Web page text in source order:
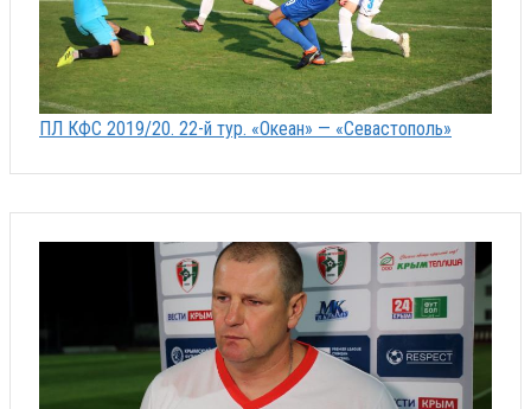
ПЛ КФС 2019/20. 22-й тур. «Океан» — «Севастополь»